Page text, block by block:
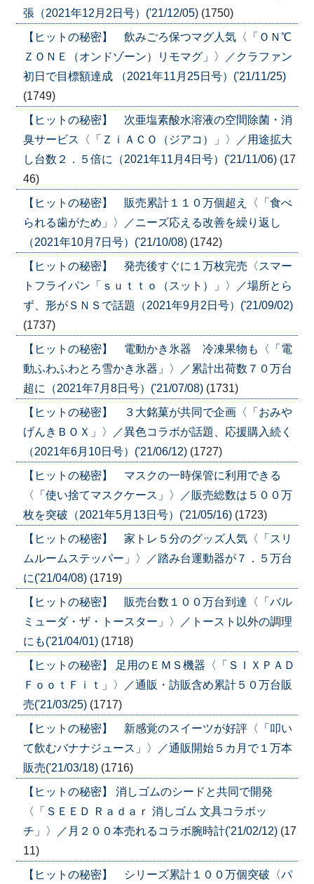
張（2021年12月2日号）('21/12/05) (1750)
【ヒットの秘密】 飲みごろ保つマグ人気〈「ＯＮ℃
ＺＯＮＥ（オンドゾーン）リモマグ」〉／クラファン
初日で目標額達成 （2021年11月25日号）('21/11/25)
(1749)
【ヒットの秘密】 次亜塩素酸水溶液の空間除菌・消
臭サービス〈「ＺｉＡＣＯ（ジアコ）」〉／用途拡大
し台数２．５倍に（2021年11月4日号）('21/11/06) (17
46)
【ヒットの秘密】 販売累計１１０万個超え〈「食べ
られる歯がため」〉／ニーズ応える改善を繰り返し
（2021年10月7日号）('21/10/08) (1742)
【ヒットの秘密】 発売後すぐに１万枚完売〈スマー
トフライパン「ｓｕｔｔｏ（スット）」〉／場所とら
ず、形がＳＮＳで話題（2021年9月2日号）('21/09/02)
(1737)
【ヒットの秘密】 電動かき氷器 冷凍果物も〈「電
動ふわふわとろ雪かき氷器」〉／累計出荷数７０万台
超に（2021年7月8日号）('21/07/08) (1731)
【ヒットの秘密】 ３大銘菓が共同で企画〈「おみや
げんきＢＯＸ」〉／異色コラボが話題、応援購入続く
（2021年6月10日号）('21/06/12) (1727)
【ヒットの秘密】 マスクの一時保管に利用できる
〈「使い捨てマスクケース」〉／販売総数は５００万
枚を突破（2021年5月13日号）('21/05/16) (1723)
【ヒットの秘密】 家トレ５分のグッズ人気〈「スリ
ムルームステッパー」〉／踏み台運動器が７．５万台
に('21/04/08) (1719)
【ヒットの秘密】 販売台数１００万台到達〈「バル
ミューダ・ザ・トースター」〉／トースト以外の調理
にも('21/04/01) (1718)
【ヒットの秘密】 足用のＥＭＳ機器〈「ＳＩＸＰＡＤ
ＦｏｏｔＦｉｔ」〉／通販・訪販含め累計５０万台販
売('21/03/25) (1717)
【ヒットの秘密】 新感覚のスイーツが好評〈「叩い
て飲むバナナジュース」〉／通販開始５カ月で１万本
販売('21/03/18) (1716)
【ヒットの秘密】 消しゴムのシードと共同で開発
〈「ＳＥＥＤ Ｒａｄａｒ 消しゴム 文具コラボッ
チ」〉／月２００本売れるコラボ腕時計('21/02/12) (17
11)
【ヒットの秘密】 シリーズ累計１００万個突破〈パ